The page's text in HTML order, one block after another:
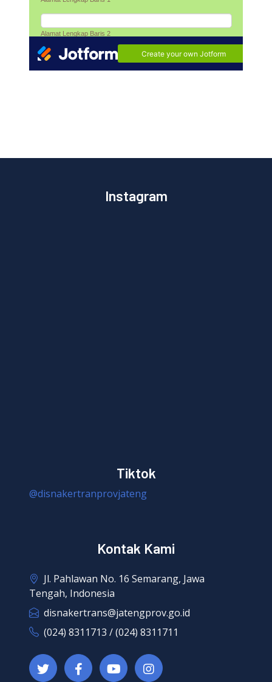
Instagram
Tiktok
@disnakertranprovjateng
Kontak Kami
Jl. Pahlawan No. 16 Semarang, Jawa
Tengah, Indonesia
disnakertrans@jatengprov.go.id
(024) 8311713 / (024) 8311711